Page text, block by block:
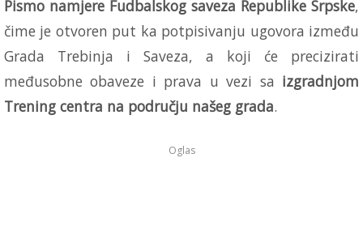
Pismo namjere Fudbalskog saveza Republike Srpske,
čime je otvoren put ka potpisivanju ugovora između
Grada Trebinja i Saveza, a koji će precizirati
međusobne obaveze i prava u vezi sa izgradnjom
Trening centra na području našeg grada.
Oglas